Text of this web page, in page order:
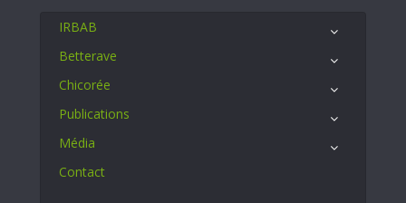
IRBAB
Betterave
Chicorée
Publications
Média
Contact